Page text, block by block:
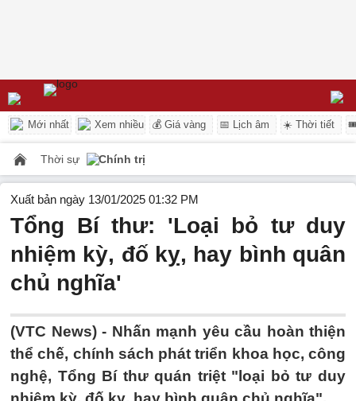
Mới nhất Xem nhiều 💰 Giá vàng 📅 Lịch âm ☀️ Thời tiết
Thời sự Chính trị
Xuất bản ngày 13/01/2025 01:32 PM
Tổng Bí thư: 'Loại bỏ tư duy
nhiệm kỳ, đố kỵ, hay bình quân
chủ nghĩa'
(VTC News) - Nhấn mạnh yêu cầu hoàn thiện
thể chế, chính sách phát triển khoa học, công
nghệ, Tổng Bí thư quán triệt "loại bỏ tư duy